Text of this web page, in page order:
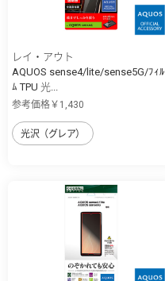
レイ・アウト
AQUOS sense4/lite/sense5G/ﾌｨﾙ
ﾑ TPU 光...
参考価格￥1,430
光沢（グレア）